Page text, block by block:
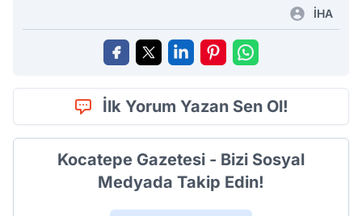
İHA
İlk Yorum Yazan Sen Ol!
Kocatepe Gazetesi - Bizi Sosyal
Medyada Takip Edin!